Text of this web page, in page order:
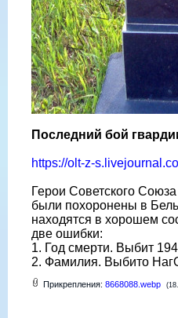
Последний бой
https://olt-z-
Герои Советского
были похоронены в
находятся в хорошем
две ошибки:
1. Год смерти. Выбит
2. Фамилия. Выбито
Прикрепления: 8668088.webp